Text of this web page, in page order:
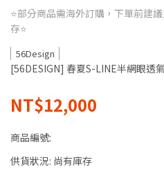
⭐️部分商品需海外訂購，下單前建
存⭐️
56Design
[56DESIGN] 春夏S-LINE半網眼透
NT$12,000
商品編號:
供貨狀況: 尚有庫存